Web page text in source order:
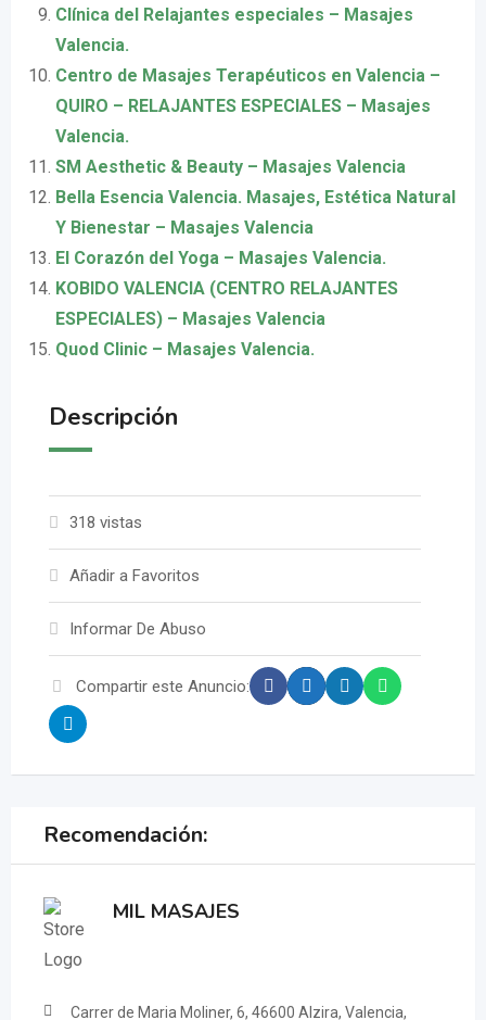
Clínica del Relajantes especiales – Masajes
Valencia.
Centro de Masajes Terapéuticos en Valencia –
QUIRO – RELAJANTES ESPECIALES – Masajes
Valencia.
SM Aesthetic & Beauty – Masajes Valencia
Bella Esencia Valencia. Masajes, Estética Natural
Y Bienestar – Masajes Valencia
El Corazón del Yoga – Masajes Valencia.
KOBIDO VALENCIA (CENTRO RELAJANTES
ESPECIALES) – Masajes Valencia
Quod Clinic – Masajes Valencia.
Descripción
318 vistas
Añadir a Favoritos
Informar De Abuso
Compartir este Anuncio:
Recomendación:
MIL MASAJES
Carrer de Maria Moliner, 6, 46600 Alzira, Valencia,